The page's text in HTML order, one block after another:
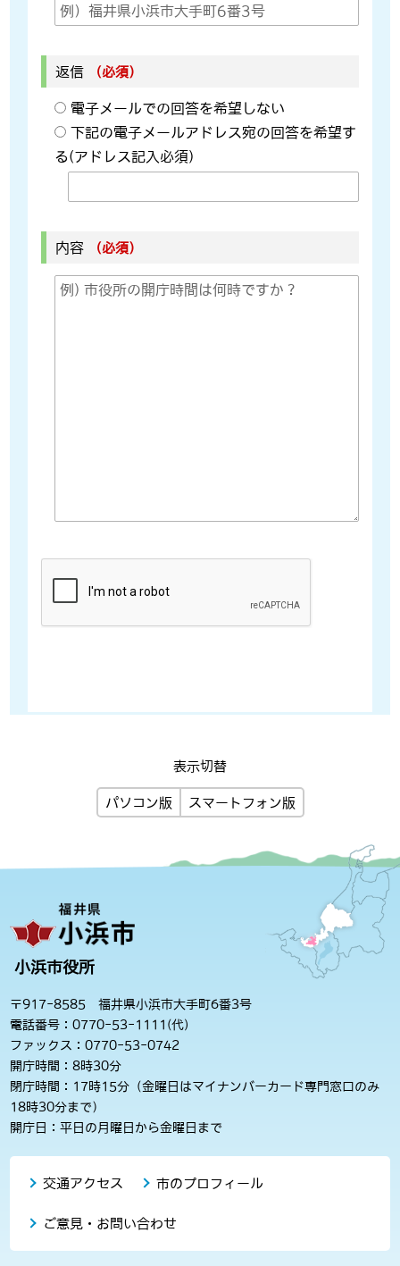
返信 （必須）
電子メールでの回答を希望しない
下記の電子メールアドレス宛の回答を希望す
る(アドレス記入必須)
内容 （必須）
表示切替
パソコン版 スマートフォン版
小浜市役所
〒917-8585 福井県小浜市大手町6番3号
電話番号：0770-53-1111(代)
ファックス：0770-53-0742
開庁時間：8時30分
閉庁時間：17時15分（金曜日はマイナンバーカード専門窓口のみ
18時30分まで）
開庁日：平日の月曜日から金曜日まで
交通アクセス 市のプロフィール
ご意見・お問い合わせ